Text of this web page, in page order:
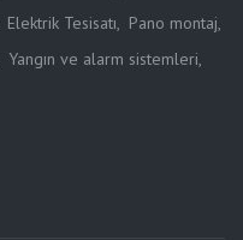
Elektrik Tesisatı, Pano montaj,
Yangın ve alarm sistemleri,